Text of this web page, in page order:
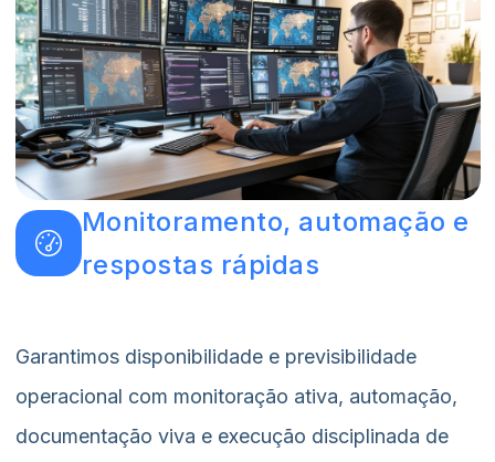
Monitoramento, automação e
respostas rápidas
Garantimos disponibilidade e previsibilidade
operacional com monitoração ativa, automação,
documentação viva e execução disciplinada de